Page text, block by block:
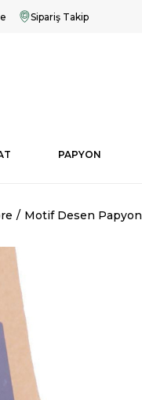
Sipariş Takip
PAPYON
Motif Desen Papyon